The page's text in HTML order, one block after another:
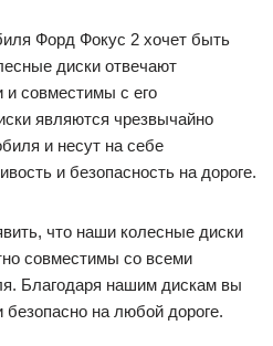
Форд Фокус 2 хочет быть
диски отвечают
и совместимы с его
являются чрезвычайно
и несут на себе
и безопасность на дороге.
что наши колесные диски
совместимы со всеми
Благодаря нашим дискам вы
безопасно на любой дороге.